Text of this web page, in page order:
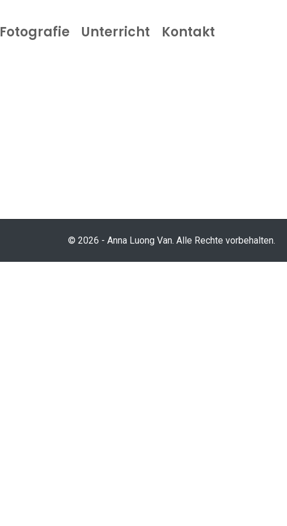
Fotografie Unterricht Kontakt
© 2026 - Anna Luong Van. Alle Rechte vorbehalten.